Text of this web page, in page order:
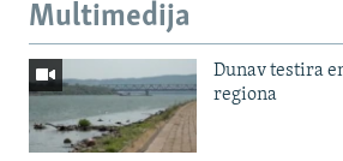
Multimedija
Dunav testira
regiona